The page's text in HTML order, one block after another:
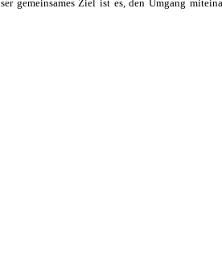
gemeinsames Ziel ist es, den Umgang